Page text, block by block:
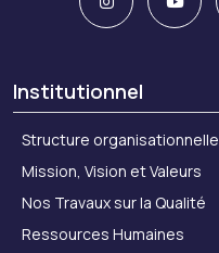
Institutionnel
Structure organisationnelle
Mission, Vision et Valeurs
Nos Travaux sur la Qualité
Ressources Humaines